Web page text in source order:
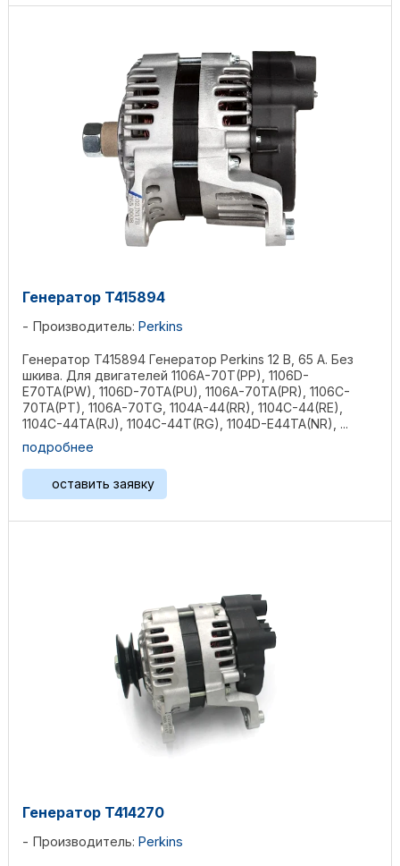
Генератор T415894
Производитель: Perkins
Генератор T415894 Генератор Perkins 12 В, 65 А. Без
шкива. Для двигателей 1106A-70T(PP), 1106D-
E70TA(PW), 1106D-70TA(PU), 1106A-70TA(PR), 1106C-
70TA(PT), 1106A-70TG, 1104A-44(RR), 1104C-44(RE),
1104C-44TA(RJ), 1104C-44T(RG), 1104D-E44TA(NR), ...
подробнее
оставить заявку
Генератор T414270
Производитель: Perkins